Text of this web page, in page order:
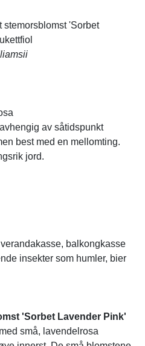
stemorsblomst 'Sorbet
av såtidspunkt
best med en mellomting.
jord.
balkongkasse
insekter som humler, bier
'Sorbet Lavender Pink'
små, lavendelrosa